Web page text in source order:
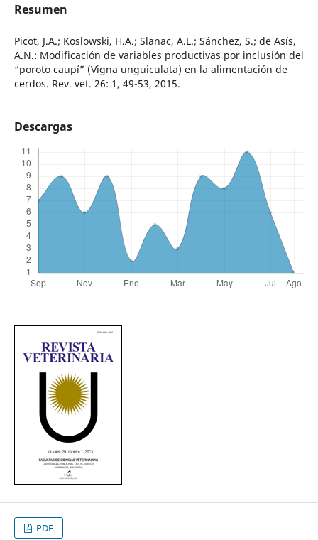
Resumen
Picot, J.A.; Koslowski, H.A.; Slanac, A.L.; Sánchez, S.; de Asís,
A.N.: Modificación de variables productivas por inclusión del
“poroto caupí” (Vigna unguiculata) en la alimentación de
cerdos. Rev. vet. 26: 1, 49-53, 2015.
Descargas
PDF